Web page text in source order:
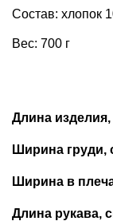
Состав: хлопок
Вес: 700 г
Длина
Ширина груди,
Ширина в
Длина рукава,